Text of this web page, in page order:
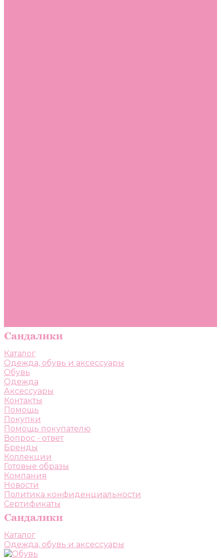
Каталог
Одежда, обувь и аксессуары
Обувь
Одежда
Аксессуары
Контакты
Помощь
Покупки
Помощь покупателю
Вопрос - ответ
Бренды
Коллекции
Готовые образы
Компания
Новости
Политика конфиденциальности
Сертификаты
Каталог
Одежда, обувь и аксессуары